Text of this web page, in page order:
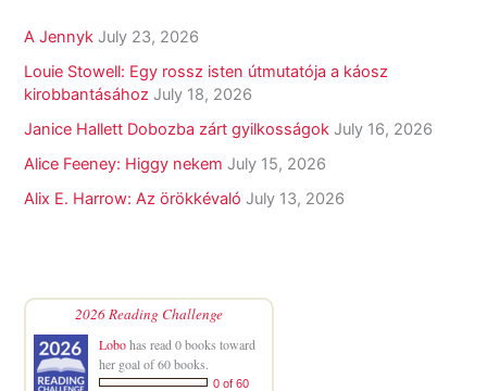
A Jennyk July 23, 2026
Louie Stowell: Egy ​rossz isten útmutatója a káosz
kirobbantásához July 18, 2026
Janice Hallett Dobozba zárt gyilkosságok July 16, 2026
Alice Feeney: Higgy nekem July 15, 2026
Alix E. Harrow: Az örökkévaló July 13, 2026
2026 Reading Challenge
Lobohas read 0 books toward
her goal of 60 books.
0 of 60